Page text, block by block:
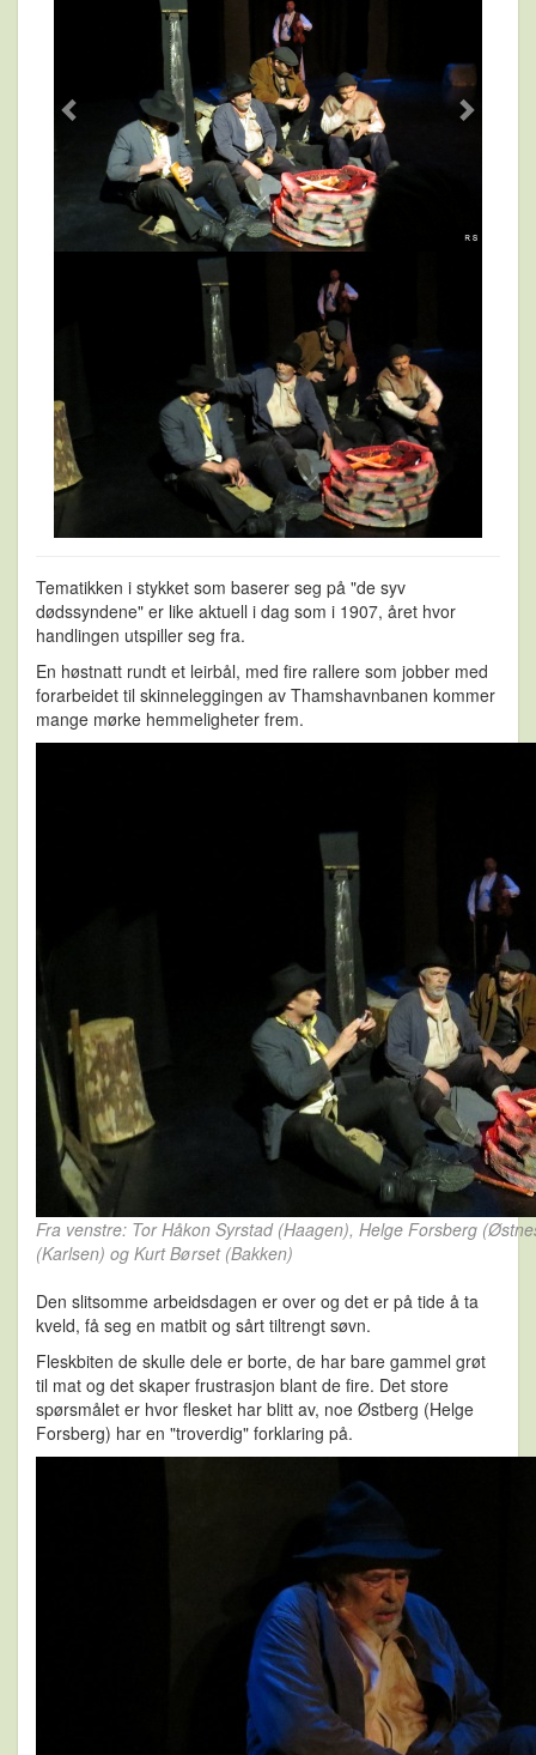
Tematikken i stykket som baserer seg på "de syv
dødssyndene" er like aktuell i dag som i 1907, året hvor
handlingen utspiller seg fra.
En høstnatt rundt et leirbål, med fire rallere som jobber med
forarbeidet til skinneleggingen av Thamshavnbanen kommer
mange mørke hemmeligheter frem.
Fra venstre: Tor Håkon Syrstad (Haagen), Helge Forsberg
(Karlsen) og Kurt Børset (Bakken)
Den slitsomme arbeidsdagen er over og det er på tide å ta
kveld, få seg en matbit og sårt tiltrengt søvn.
Fleskbiten de skulle dele er borte, de har bare gammel grøt
til mat og det skaper frustrasjon blant de fire. Det store
spørsmålet er hvor flesket har blitt av, noe Østberg (Helge
Forsberg) har en "troverdig" forklaring på.